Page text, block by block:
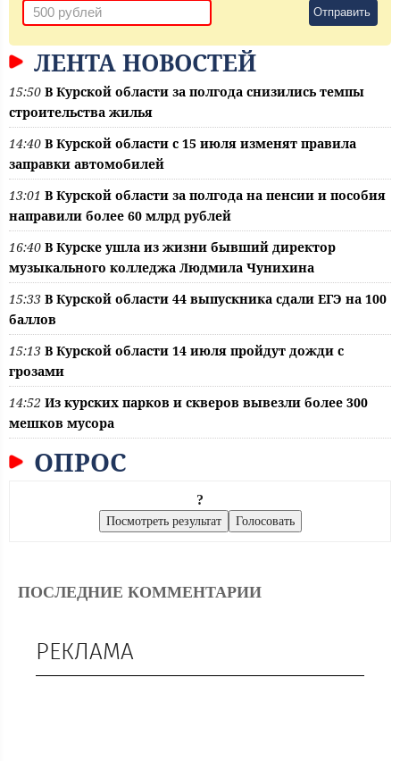
Отправить
ЛЕНТА НОВОСТЕЙ
15:50 В Курской области за полгода снизились темпы
строительства жилья
14:40 В Курской области с 15 июля изменят правила
заправки автомобилей
13:01 В Курской области за полгода на пенсии и пособия
направили более 60 млрд рублей
16:40 В Курске ушла из жизни бывший директор
музыкального колледжа Людмила Чунихина
15:33 В Курской области 44 выпускника сдали ЕГЭ на 100
баллов
15:13 В Курской области 14 июля пройдут дожди с
грозами
14:52 Из курских парков и скверов вывезли более 300
мешков мусора
ОПРОС
?
ПОСЛЕДНИЕ КОММЕНТАРИИ
РЕКЛАМА